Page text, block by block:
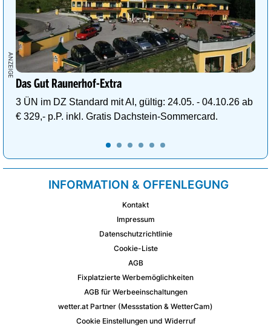
Das Gut Raunerhof-Extra
3 ÜN im DZ Standard mit AI, gültig: 24.05. - 04.10.26 ab
€ 329,- p.P. inkl. Gratis Dachstein-Sommercard.
INFORMATION & OFFENLEGUNG
Kontakt
Impressum
Datenschutzrichtlinie
Cookie-Liste
AGB
Fixplatzierte Werbemöglichkeiten
AGB für Werbeeinschaltungen
wetter.at Partner (Messstation & WetterCam)
Cookie Einstellungen und Widerruf